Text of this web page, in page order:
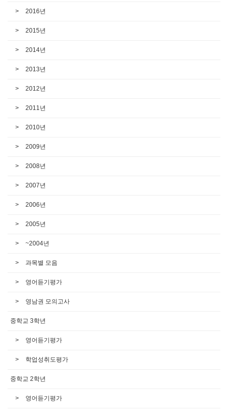
2016년
2015년
2014년
2013년
2012년
2011년
2010년
2009년
2008년
2007년
2006년
2005년
~2004년
과목별 모음
영어듣기평가
영남권 모의고사
중학교 3학년
영어듣기평가
학업성취도평가
중학교 2학년
영어듣기평가